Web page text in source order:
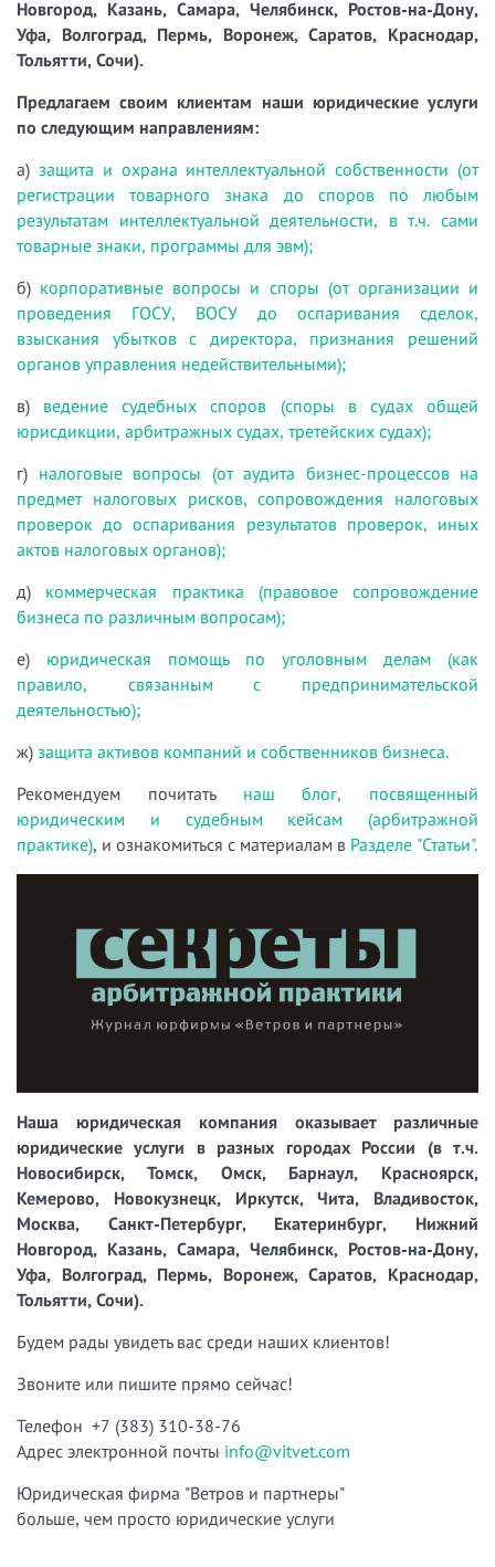
Новгород, Казань, Самара, Челябинск, Ростов-на-Дону,
Уфа, Волгоград, Пермь, Воронеж, Саратов, Краснодар,
Тольятти, Сочи).
Предлагаем своим клиентам наши юридические услуги
по следующим направлениям:
а) защита и охрана интеллектуальной собственности (от
регистрации товарного знака до споров по любым
результатам интеллектуальной деятельности, в т.ч. сами
товарные знаки, программы для эвм);
б) корпоративные вопросы и споры (от организации и
проведения ГОСУ, ВОСУ до оспаривания сделок,
взыскания убытков с директора, признания решений
органов управления недействительными);
в) ведение судебных споров (споры в судах общей
юрисдикции, арбитражных судах, третейских судах);
г) налоговые вопросы (от аудита бизнес-процессов на
предмет налоговых рисков, сопровождения налоговых
проверок до оспаривания результатов проверок, иных
актов налоговых органов);
д) коммерческая практика (правовое сопровождение
бизнеса по различным вопросам);
е) юридическая помощь по уголовным делам (как
правило, связанным с предпринимательской
деятельностью);
ж) защита активов компаний и собственников бизнеса.
Рекомендуем почитать наш блог, посвященный
юридическим и судебным кейсам (арбитражной
практике), и ознакомиться с материалам в Разделе "Статьи".
Наша юридическая компания оказывает различные
юридические услуги в разных городах России (в т.ч.
Новосибирск, Томск, Омск, Барнаул, Красноярск,
Кемерово, Новокузнецк, Иркутск, Чита, Владивосток,
Москва, Санкт-Петербург, Екатеринбург, Нижний
Новгород, Казань, Самара, Челябинск, Ростов-на-Дону,
Уфа, Волгоград, Пермь, Воронеж, Саратов, Краснодар,
Тольятти, Сочи).
Будем рады увидеть вас среди наших клиентов!
Звоните или пишите прямо сейчас!
Телефон +7 (383) 310-38-76
Адрес электронной почты info@vitvet.com
Юридическая фирма "Ветров и партнеры"
больше, чем просто юридические услуги